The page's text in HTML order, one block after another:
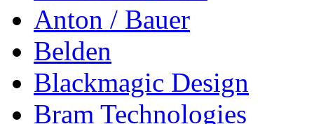
Anton / Bauer
Belden
Blackmagic Design
Bram Technologies